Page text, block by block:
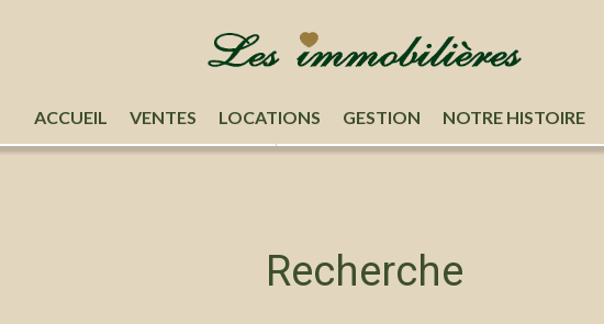
ACCUEIL VENTES LOCATIONS GESTION NOTRE HISTOIRE
Localisation Types
Recherche